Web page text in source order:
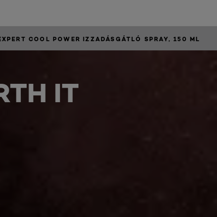
COOL POWER IZZADÁSGÁTLÓ SPRAY, 150 ML
IT